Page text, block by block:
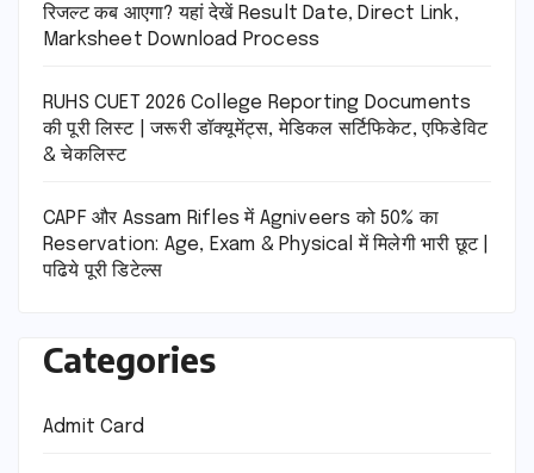
रिजल्ट कब आएगा? यहां देखें Result Date, Direct Link,
Marksheet Download Process
RUHS CUET 2026 College Reporting Documents
की पूरी लिस्ट | जरूरी डॉक्यूमेंट्स, मेडिकल सर्टिफिकेट, एफिडेविट
& चेकलिस्ट
CAPF और Assam Rifles में Agniveers को 50% का
Reservation: Age, Exam & Physical में मिलेगी भारी छूट |
पढिये पूरी डिटेल्स
Categories
Admit Card